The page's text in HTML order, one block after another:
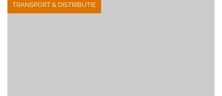
TRANSPORT & DISTRIBUTIE